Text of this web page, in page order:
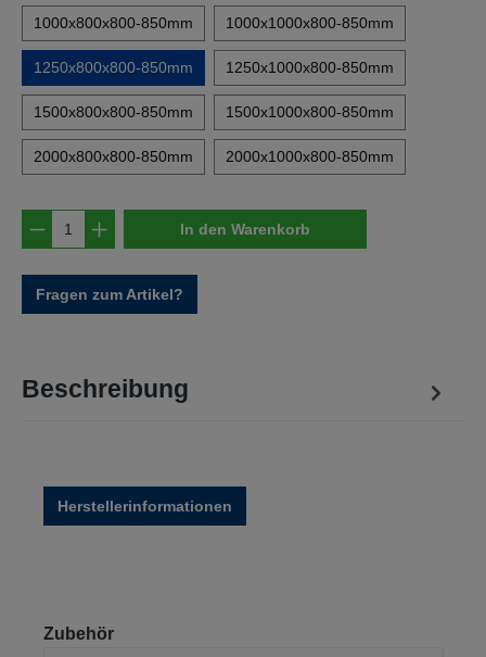
1000x800x800-850mm 1000x1000x800-850mm
1250x800x800-850mm 1250x1000x800-850mm
1500x800x800-850mm 1500x1000x800-850mm
2000x800x800-850mm 2000x1000x800-850mm
Produkt Anzahl: Gib den gewünschten
In den Warenkorb
Fragen zum Artikel?
Beschreibung
Herstellerinformationen
Produktgalerie überspringen
Zubehör